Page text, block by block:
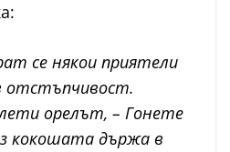
се някои приятели
отстъпчивост.
орелът, – Гонете
кокошата държа в